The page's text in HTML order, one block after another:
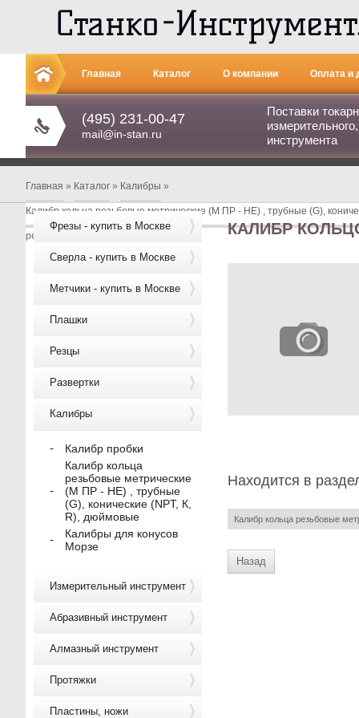
(495) 231-00-47
mail@in-stan.ru
Поставки
инструмента
Главная Каталог О компании Оплата и
Контакты
Главная » Каталог » Калибры »
Калибр кольца резьбовые метрические (М ПР - НЕ) , трубные (G),
резьбовое М6 (1,0) НЕ 6g КАЛИБР
Находится в
Калибр кольца резьбовые
Назад
Фрезы - купить в Москве
Сверла - купить в Москве
Метчики - купить в Москве
Плашки
Резцы
Развертки
Калибры
Калибр пробки
Калибр кольца
резьбовые метрические
(М ПР - НЕ) , трубные
(G), конические (NPT, К,
R), дюймовые
Калибры для конусов
Морзе
Измерительный инструмент
Абразивный инструмент
Алмазный инструмент
Протяжки
Пластины, ножи